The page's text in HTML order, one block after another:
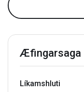
Æfingarsaga
Líkamshluti